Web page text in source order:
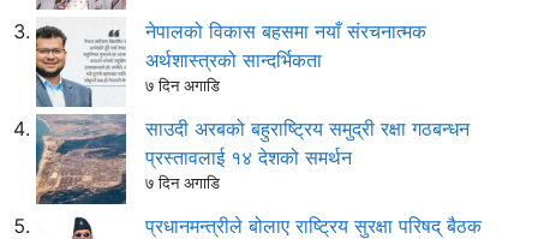
नेपालको विकास बहसमा नयाँ संरचनात्मक
अर्थशास्त्रको सान्दर्भिकता
७ दिन अगाडि
साउदी अरबको बहुराष्ट्रिय समुद्री रक्षा गठबन्धन
प्रस्तावलाई १४ देशको समर्थन
७ दिन अगाडि
प्रधानमन्त्रीले बोलाए राष्ट्रिय सुरक्षा परिषद् बैठक